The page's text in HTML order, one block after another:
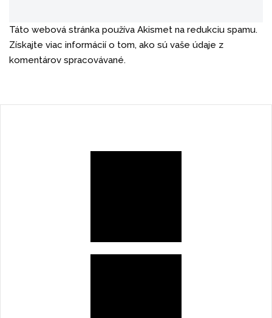
Táto webová stránka používa Akismet na redukciu spamu.
Získajte viac informácií o tom, ako sú vaše údaje z
komentárov spracovávané.